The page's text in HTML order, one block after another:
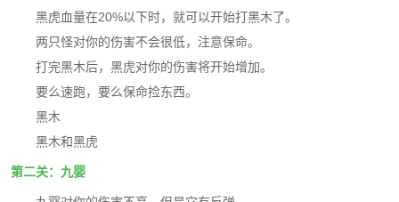
黑虎血量在20%以下时，就可以开始打黑木了。
两只怪对你的伤害不会很低，注意保命。
打完黑木后，黑虎对你的伤害将开始增加。
要么速跑，要么保命捡东西。
黑木
黑木和黑虎
第二关：九婴